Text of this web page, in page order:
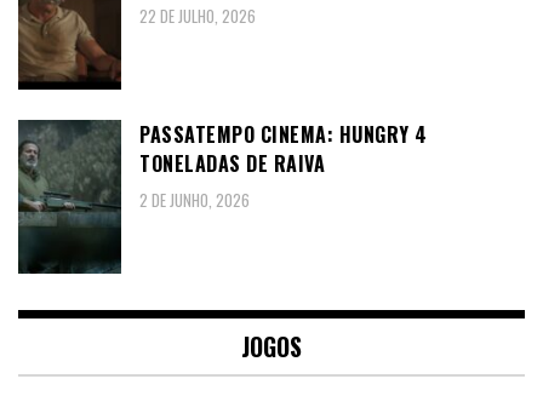
22 DE JULHO, 2026
PASSATEMPO CINEMA: HUNGRY 4
TONELADAS DE RAIVA
2 DE JUNHO, 2026
JOGOS